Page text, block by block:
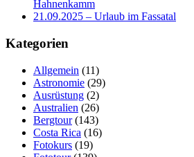
Hahnenkamm
21.09.2025 – Urlaub im Fassatal
Kategorien
Allgemein (11)
Astronomie (29)
Ausrüstung (2)
Australien (26)
Bergtour(143)
Costa Rica (16)
Fotokurs (19)